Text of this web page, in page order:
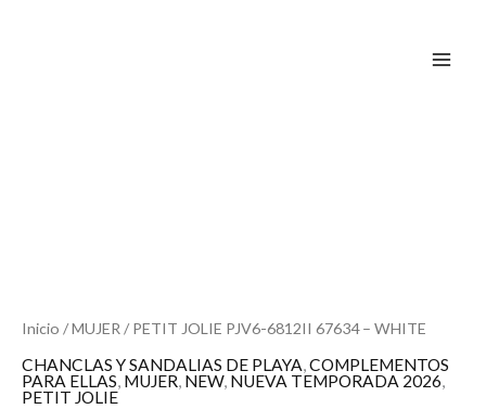
Inicio /MUJER / PETIT JOLIE PJV6-6812II 67634 – WHITE
CHANCLAS Y SANDALIAS DE PLAYA,COMPLEMENTOS
PARA ELLAS, MUJER, NEW, NUEVA TEMPORADA 2026,
PETIT JOLIE